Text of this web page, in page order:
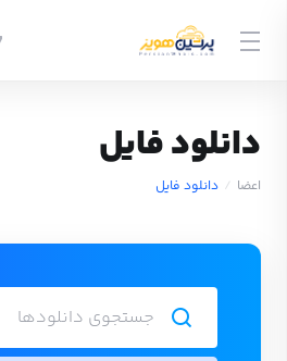
دانلود فایل
اعضا دانلود فایل